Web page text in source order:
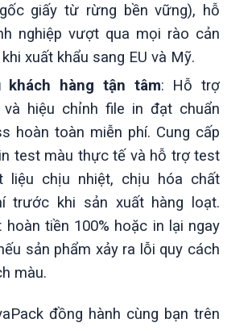
giấy từ rừng bền vững), hỗ
nghiệp vượt qua mọi rào cản
xuất khẩu sang EU và Mỹ.
khách hàng tận tâm: Hỗ trợ
hiệu chỉnh file in đạt chuẩn
hoàn toàn miễn phí. Cung cấp
test màu thực tế và hỗ trợ test
liệu chịu nhiệt, chịu hóa chất
trước khi sản xuất hàng loạt.
hoàn tiền 100% hoặc in lại ngay
sản phẩm xảy ra lỗi quy cách
màu.
đồng hành cùng bạn trên